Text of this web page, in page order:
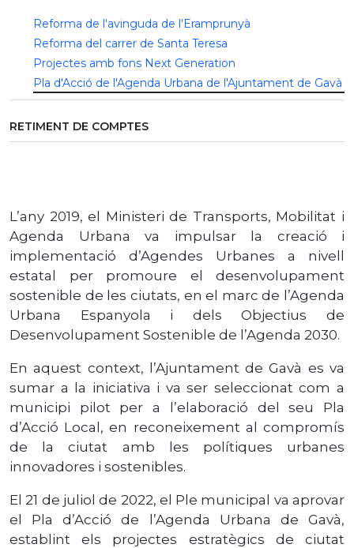
Reforma de l'avinguda de l'Eramprunyà
Reforma del carrer de Santa Teresa
Projectes amb fons Next Generation
Pla d'Acció de l'Agenda Urbana de l'Ajuntament de Gavà
RETIMENT DE COMPTES
L’any 2019, el Ministeri de Transports, Mobilitat i
Agenda Urbana va impulsar la creació i
implementació d’Agendes Urbanes a nivell
estatal per promoure el desenvolupament
sostenible de les ciutats, en el marc de l’Agenda
Urbana Espanyola i dels Objectius de
Desenvolupament Sostenible de l’Agenda 2030.
En aquest context, l’Ajuntament de Gavà es va
sumar a la iniciativa i va ser seleccionat com a
municipi pilot per a l’elaboració del seu Pla
d’Acció Local, en reconeixement al compromís
de la ciutat amb les polítiques urbanes
innovadores i sostenibles.
El 21 de juliol de 2022, el Ple municipal va aprovar
el Pla d’Acció de l’Agenda Urbana de Gavà,
establint els projectes estratègics de ciutat